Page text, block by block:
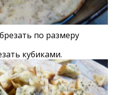
по размеру
кубиками.